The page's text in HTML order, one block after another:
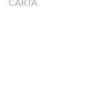
CARTA